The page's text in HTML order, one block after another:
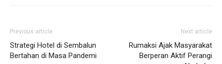
Previous article
Strategi Hotel di Sembalun
Bertahan di Masa Pandemi
Next article
Rumaksi Ajak Masyarakat
Berperan Aktif Perangi